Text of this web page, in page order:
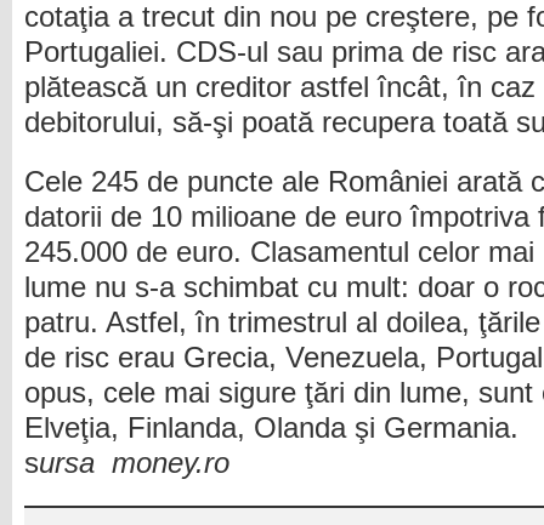
cotaţia a trecut din nou pe creştere, pe
Portugaliei. CDS-ul sau prima de risc
plătească un creditor astfel încât, în caz
debitorului, să-şi poată recupera toată
Cele 245 de puncte ale României arată
datorii de 10 milioane de euro împotriva
245.000 de euro. Clasamentul celor
lume nu s-a schimbat cu mult: doar o
patru. Astfel, în trimestrul al doilea,
de risc erau Grecia, Venezuela,
opus, cele mai sigure ţări din lume,
Elveţia, Finlanda, Olanda şi Germania.
sursa money.ro